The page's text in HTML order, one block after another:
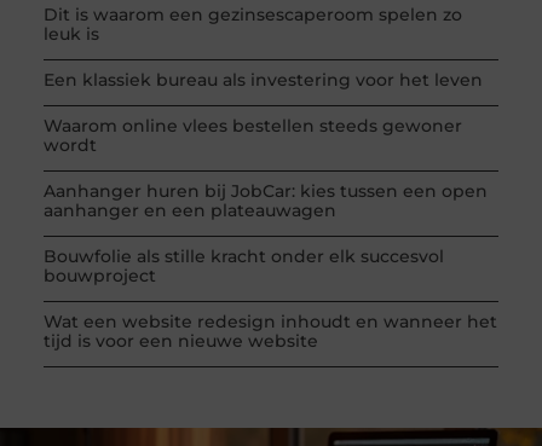
Dit is waarom een gezinsescaperoom spelen zo
leuk is
Een klassiek bureau als investering voor het leven
Waarom online vlees bestellen steeds gewoner
wordt
Aanhanger huren bij JobCar: kies tussen een open
aanhanger en een plateauwagen
Bouwfolie als stille kracht onder elk succesvol
bouwproject
Wat een website redesign inhoudt en wanneer het
tijd is voor een nieuwe website